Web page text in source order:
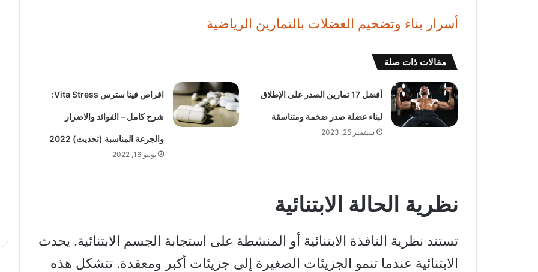
أسرار بناء وتضخيم العضلات بالتمارين الرياضية
مقالات ذات صلة
أفضل 17 تمارين الصدر على الإطلاق
لبناء عضلة صدر ضخمة ومتناسقة
سبتمبر 25, 2023
اقراص فيتا سترس Vita Stress:
شرح كامل – الفوائد والاضرار
والجرعة المناسبة (تحديث) 2022
يونيو 16, 2022
نظرية الحالة الابتنائية
تستند نظرية النافذة الابتنائية أو المنشطة على استجابة الجسم الابتنائية. يحدث
الابتنائية عندما تنمو الجزيئات الصغيرة إلى جزيئات أكبر ومعقدة. تتشكل هذه